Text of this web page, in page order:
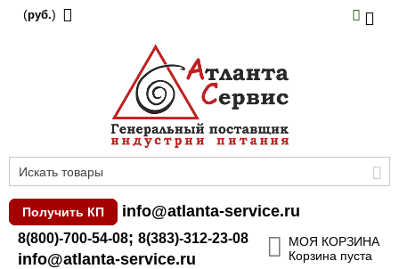
(руб.)
Получить КП info@atlanta-service.ru
8(800)-700-54-08; 8(383)-312-23-08
info@atlanta-service.ru
МОЯ КОРЗИНА
Корзина пуста